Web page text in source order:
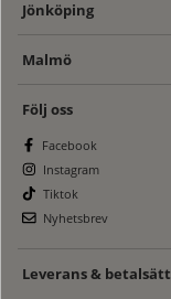
Jönköping
Malmö
Följ oss
Facebook
Instagram
Tiktok
Nyhetsbrev
Leverans & betalsätt